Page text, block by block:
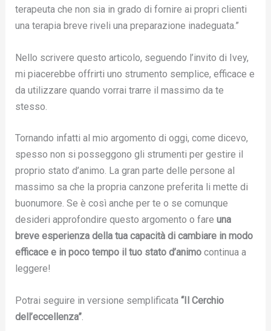
terapeuta che non sia in grado di fornire ai propri clienti
una terapia breve riveli una preparazione inadeguata.”
Nello scrivere questo articolo, seguendo l’invito di Ivey,
mi piacerebbe offrirti uno strumento semplice, efficace e
da utilizzare quando vorrai trarre il massimo da te
stesso.
Tornando infatti al mio argomento di oggi, come dicevo,
spesso non si posseggono gli strumenti per gestire il
proprio stato d’animo. La gran parte delle persone al
massimo sa che la propria canzone preferita li mette di
buonumore. Se è così anche per te o se comunque
desideri approfondire questo argomento o fare una
breve esperienza della tua capacità di cambiare in modo
efficace e in poco tempo il tuo stato d’animocontinua a
leggere!
Potrai seguire in versione semplificata“Il Cerchio
dell’eccellenza”.